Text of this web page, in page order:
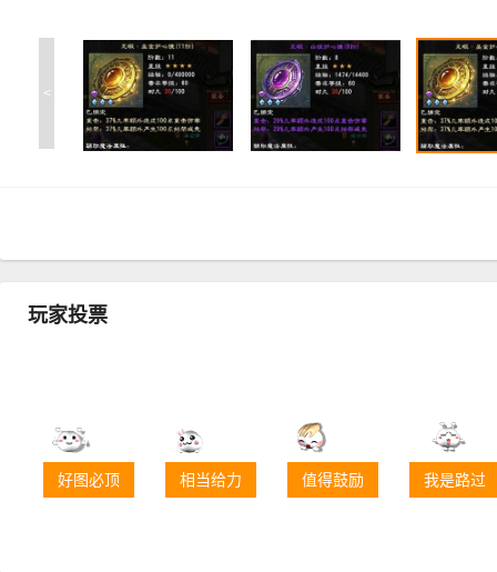
<
玩家投票
好图必顶 相当给力 值得鼓励 我是路过